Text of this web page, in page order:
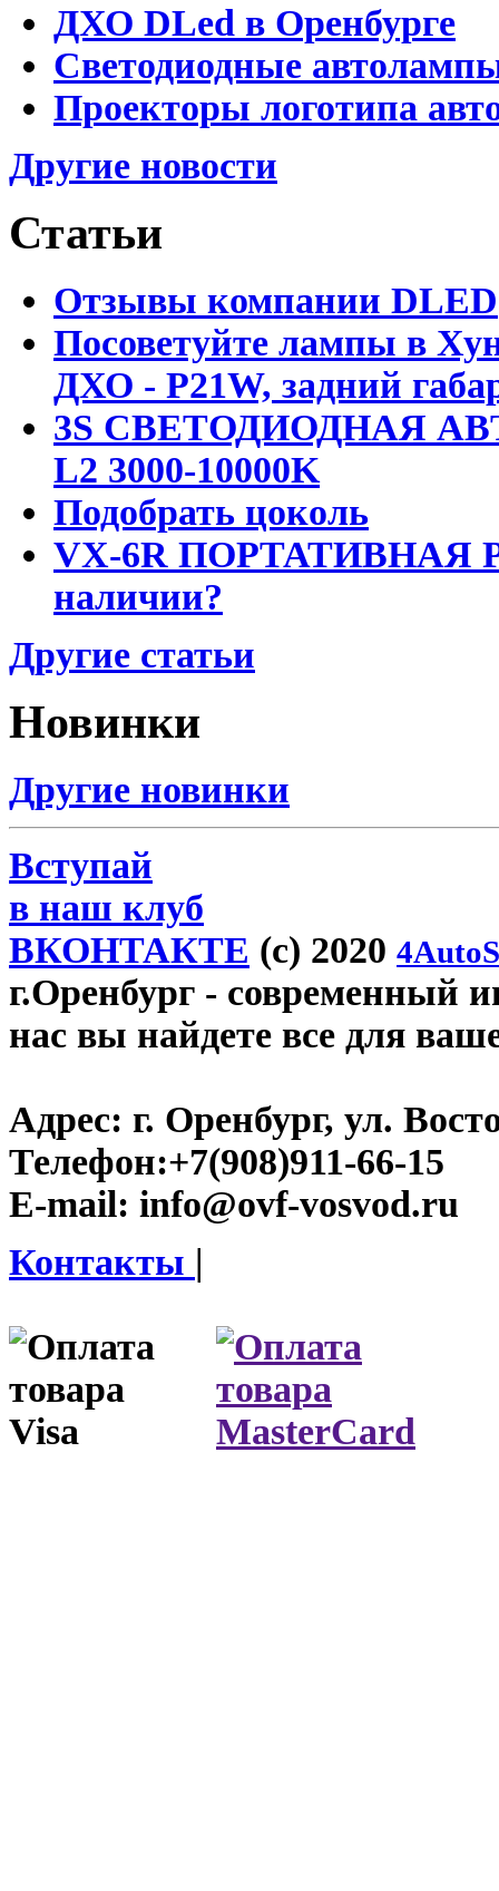
ДХО DLed в Оренбурге
Светодиодные
Проекторы логотипа
Другие новости
Статьи
Отзывы компании DLED
Посоветуйте лампы в
ДХО - P21W, задний
3S СВЕТОДИОДНАЯ
L2 3000-10000K
Подобрать цоколь
VX-6R ПОРТАТИВНАЯ
наличии?
Другие статьи
Новинки
Другие новинки
Вступай
в наш клуб
ВКОНТАКТЕ (c) 2020
г.Оренбург - современный
нас вы найдете все для
Адрес: г. Оренбург, ул.
Телефон:+7(908)911-66-15
E-mail: info@ovf-vosvod.ru
Контакты |